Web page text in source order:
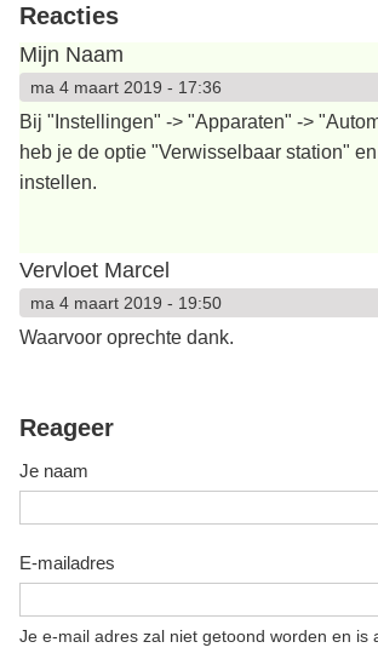
Reacties
Mijn Naam
ma 4 maart 2019 - 17:36
Bij "Instellingen" -> "Apparaten" ->
heb je de optie "Verwisselbaar station"
instellen.
Vervloet Marcel
ma 4 maart 2019 - 19:50
Waarvoor oprechte dank.
Reageer
Je naam
E-mailadres
Je e-mail adres zal niet getoond worden en is